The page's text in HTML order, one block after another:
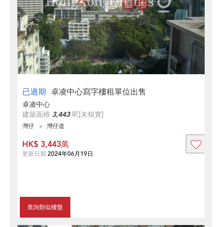
已過期 卓凌中心寫字樓租單位出售
卓凌中心
建築面積 3,443呎[未核實]
灣仔 灣仔道
查詢類似樓盤
HK$ 3,443萬
更新日期 2024年06月19日